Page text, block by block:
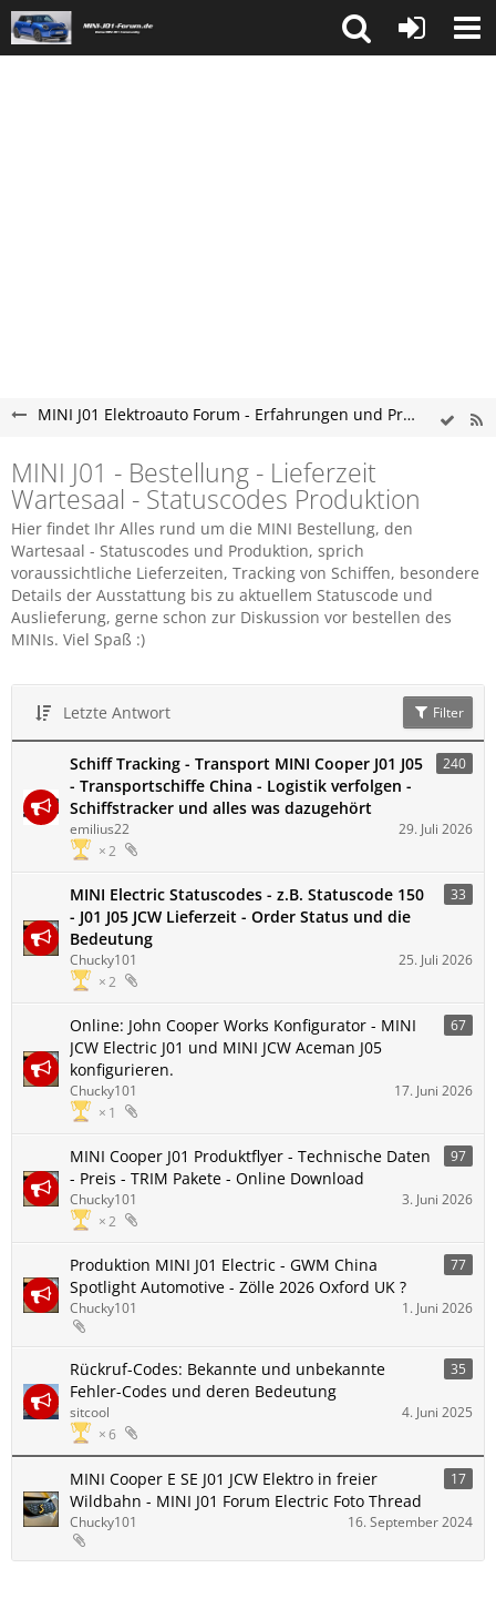
MINI J01 Elektroauto Forum - Erfahrungen und Probleme
MINI J01 - Bestellung - Lieferzeit
Wartesaal - Statuscodes Produktion
Hier findet Ihr Alles rund um die MINI Bestellung, den
Wartesaal - Statuscodes und Produktion, sprich
voraussichtliche Lieferzeiten, Tracking von Schiffen, besondere
Details der Ausstattung bis zu aktuellem Statuscode und
Auslieferung, gerne schon zur Diskussion vor bestellen des
MINIs. Viel Spaß :)
Letzte Antwort Filter
Schiff Tracking - Transport MINI Cooper J01 J05
- Transportschiffe China - Logistik verfolgen -
Schiffstracker und alles was dazugehört
240
2
emilius22 29. Juli 2026
MINI Electric Statuscodes - z.B. Statuscode 150
- J01 J05 JCW Lieferzeit - Order Status und die
Bedeutung
33
2
Chucky101 25. Juli 2026
Online: John Cooper Works Konfigurator - MINI
JCW Electric J01 und MINI JCW Aceman J05
konfigurieren.
67
1
Chucky101 17. Juni 2026
MINI Cooper J01 Produktflyer - Technische Daten
- Preis - TRIM Pakete - Online Download
97
2
Chucky101 3. Juni 2026
Produktion MINI J01 Electric - GWM China
Spotlight Automotive - Zölle 2026 Oxford UK ?
77
Chucky101 1. Juni 2026
Rückruf-Codes: Bekannte und unbekannte
Fehler-Codes und deren Bedeutung
35
6
sitcool 4. Juni 2025
MINI Cooper E SE J01 JCW Elektro in freier
Wildbahn - MINI J01 Forum Electric Foto Thread
17
Chucky101 16. September 2024